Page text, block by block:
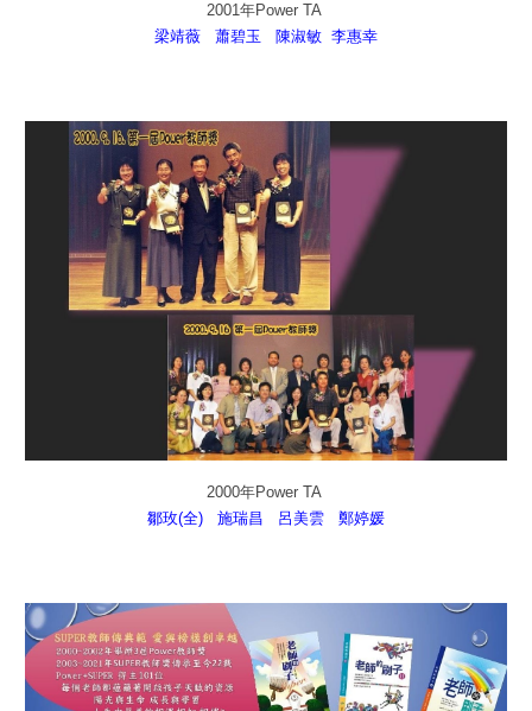
2001年Power TA
梁靖薇
蕭碧玉 陳淑敏 李惠幸
2000年Power TA
鄒玫(全)
施瑞昌 呂美雲 鄭婷媛